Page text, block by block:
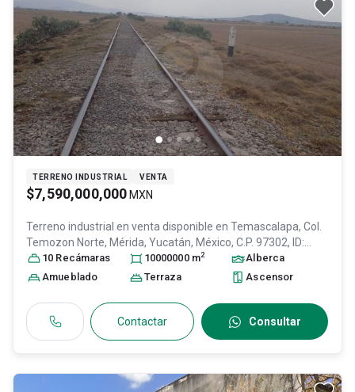
TERRENO INDUSTRIAL VENTA
$7,590,000,000 MXN
Terreno industrial en venta disponible en Temascalapa, Col.
Temozon Norte, Mérida, Yucatán, México, C.P. 97302, ID:
31653051
10 Recámaras 10000000 m2
Alberca
Amueblado
Terraza Ascensor
Contactar Consultar